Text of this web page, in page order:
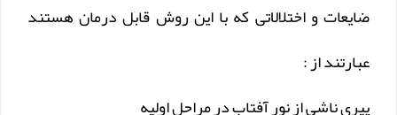
ضایعات و اختلالاتی که با این روش قابل درمان هستند
عبارتند از :
پیری ناشی از نور آفتاب در مراحل اولیه